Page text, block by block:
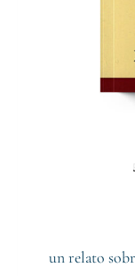
un relato